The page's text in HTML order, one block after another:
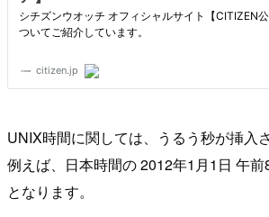
UNIX時間に関しては、うるう秒が挿入
例えば、日本時間の 2012年1月1日 午
となります。